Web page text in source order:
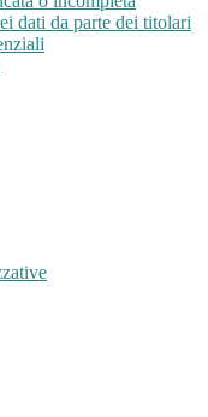
dati da parte dei titolari